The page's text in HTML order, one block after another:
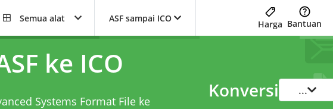
Semua alat ASF sampai ICO
Harga Bantuan
ke ICO
Systems Format File ke
Konversi ...